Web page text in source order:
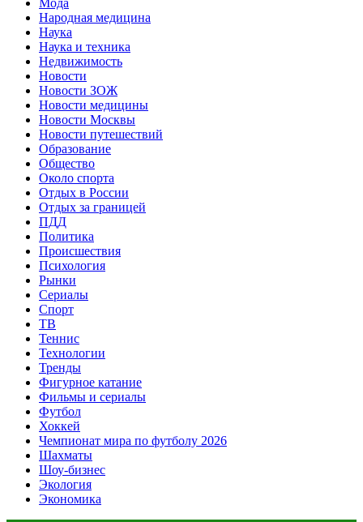
Мода
Народная медицина
Наука
Наука и техника
Недвижимость
Новости
Новости ЗОЖ
Новости медицины
Новости Москвы
Новости путешествий
Образование
Общество
Около спорта
Отдых в России
Отдых за границей
ПДД
Политика
Происшествия
Психология
Рынки
Сериалы
Спорт
ТВ
Теннис
Технологии
Тренды
Фигурное катание
Фильмы и сериалы
Футбол
Хоккей
Чемпионат мира по футболу 2026
Шахматы
Шоу-бизнес
Экология
Экономика